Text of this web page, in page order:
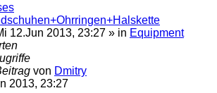
12.Jun 2013, 23:27 » in Equipment
von Dmitry
2013, 23:27